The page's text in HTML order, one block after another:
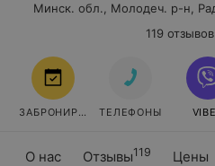
О нас Отзывы119 Цены
Минск. обл., Молодеч. р-н,
119 отзывов
ЗАБРОНИРОВАТЬТЕЛЕФОНЫ